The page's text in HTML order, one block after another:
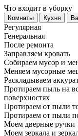
Что входит в уборку
Регу­лярная
Гене­ральная
После ремонта
Заправляем кровать
Собираем мусор и
Меняем мусорные
Раскладываем
Протираем пыль на
поверхностях
Протираем от пыли
Протираем от пыли
Моем дверные ручки
Моем зеркала и